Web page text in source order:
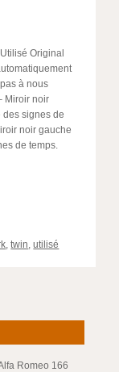
Original
à nous
Miroir noir
des signes de
noir gauche
de temps.
,twin,utilisé
Romeo 166